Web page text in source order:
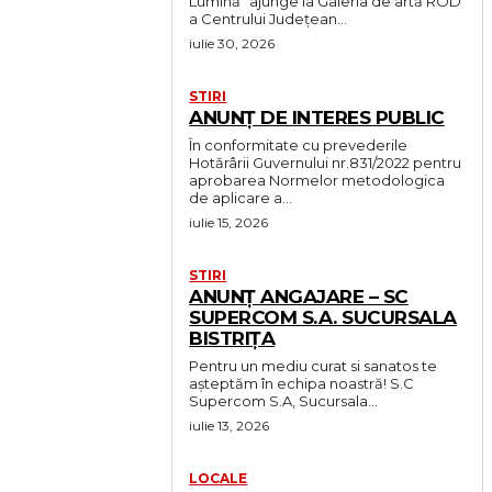
a Centrului Județean...
iulie 30, 2026
STIRI
ANUNȚ DE INTERES PUBLIC
În conformitate cu prevederile
Hotărârii Guvernului nr.831/2022 pentru
aprobarea Normelor metodologica
de aplicare a...
iulie 15, 2026
STIRI
ANUNȚ ANGAJARE – SC
SUPERCOM S.A. SUCURSALA
BISTRIȚA
Pentru un mediu curat si sanatos te
așteptăm în echipa noastră! S.C
Supercom S.A, Sucursala...
iulie 13, 2026
LOCALE